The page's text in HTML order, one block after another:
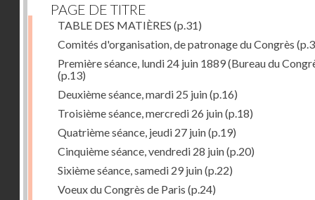
PAGE DE TITRE
TABLE DES MATIÈRES (p.31)
Comités d'organisation, de patronage du Congrès
Première séance, lundi 24 juin 1889 (Bureau du
(p.13)
Deuxième séance, mardi 25 juin(p.16)
Troisième séance, mercredi 26 juin(p.18)
Quatrième séance, jeudi 27 juin(p.19)
Cinquième séance, vendredi 28 juin(p.20)
Sixième séance, samedi 29 juin(p.22)
Voeux du Congrès de Paris (p.24)